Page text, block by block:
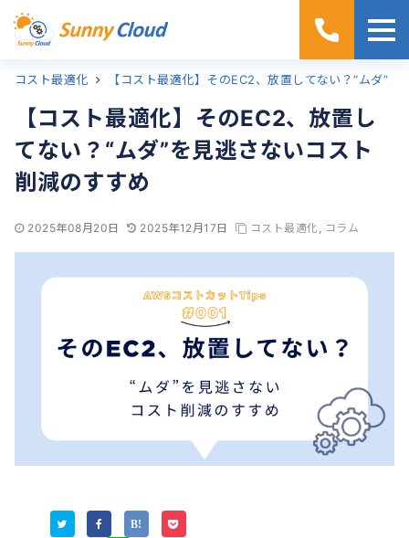
ホーム
コラム
コスト最適化
【コスト最適化】そのEC2、放置し
てない？“ムダ”を見逃さないコスト
削減のすすめ
2025年08月20日 2025年12月17日 コスト最適化 , コラム